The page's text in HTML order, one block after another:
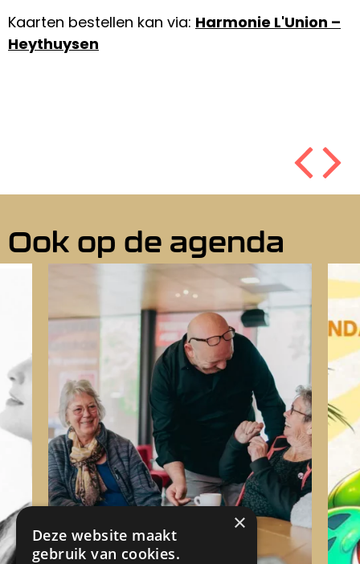
Kaarten bestellen kan via: Harmonie L'Union –
Heythuysen
Ook op de agenda
×
Deze website maakt
gebruik van cookies.